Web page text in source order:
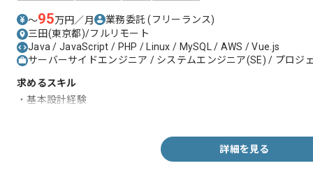
〜95万円／月 業務委託(フリーランス)
三田(東京都)/フルリモート
Java / JavaScript / PHP / Linux / MySQL / AWS / Vue.js
サーバーサイドエンジニア / システムエンジニア(SE) / プロジ
求めるスキル
・基本設計経験
詳細を見る